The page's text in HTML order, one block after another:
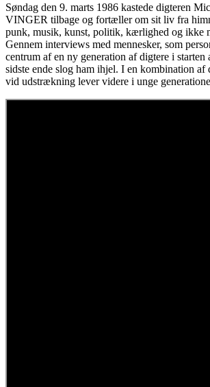
Søndag den 9. marts 1986 kastede digteren
VINGER tilbage og fortæller om sit liv fra
punk, musik, kunst, politik, kærlighed og ikke
Gennem interviews med mennesker, som
centrum af en ny generation af digtere i
sidste ende slog ham ihjel. I en kombination
vid udstrækning lever videre i unge